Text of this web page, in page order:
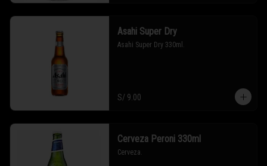
Asahi Super Dry
Asahi Super Dry 330ml.
S/ 9.00
Cerveza Peroni 330ml
Cerveza.